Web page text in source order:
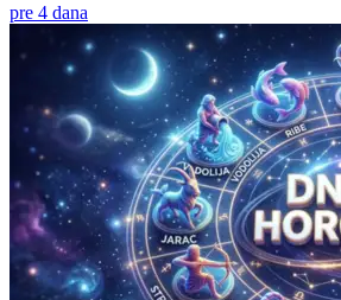
pre 4 dana